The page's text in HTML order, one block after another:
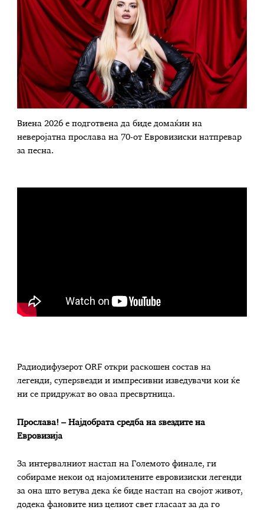
Виена 2026 е подготвена да биде домаќин на
неверојатна прослава на 70-от Евровизиски натпревар
за песна.
Радиодифузерот ORF откри раскошен состав на
легенди, суперѕвезди и импресивни изведувачи кои ќе
ни се придружат во оваа пресвртница.
Прослава! – Најдобрата средба на ѕвездите на
Евровизија
За интервалниот настап на Големото финале, ги
собираме некои од најомилените евровизиски легенди
за она што ветува дека ќе биде настап на својот живот,
додека фановите низ целиот свет гласаат за да го